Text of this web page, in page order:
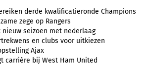
derde kwalificatieronde Champions
zege op Rangers
nieuw seizoen met nederlaag
en clubs voor uitkiezen
Ajax
carrière bij West Ham United